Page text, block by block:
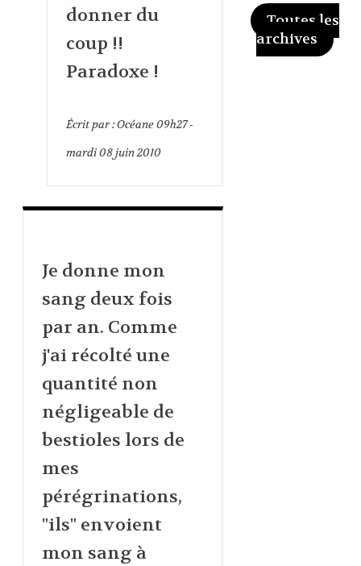
donner du
coup !!
Paradoxe !
Écrit par :Océane09h27-
mardi 08juin 2010
Je donne mon
sang deux fois
par an. Comme
j'ai récolté une
quantité non
négligeable de
bestioles lors de
mes
pérégrinations,
"ils" envoient
mon sang à
Toutes les
archives